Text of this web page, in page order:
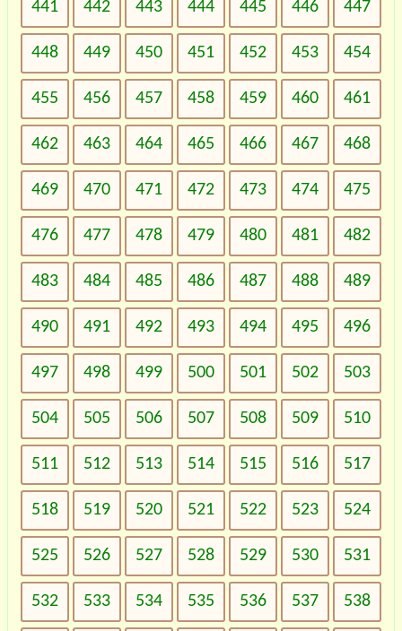
441 442 443 444 445 446 447
448 449 450 451 452 453 454
455 456 457 458 459 460 461
462 463 464 465 466 467 468
469 470 471 472 473 474 475
476 477 478 479 480 481 482
483 484 485 486 487 488 489
490 491 492 493 494 495 496
497 498 499 500 501 502 503
504 505 506 507 508 509 510
511 512 513 514 515 516 517
518 519 520 521 522 523 524
525 526 527 528 529 530 531
532 533 534 535 536 537 538